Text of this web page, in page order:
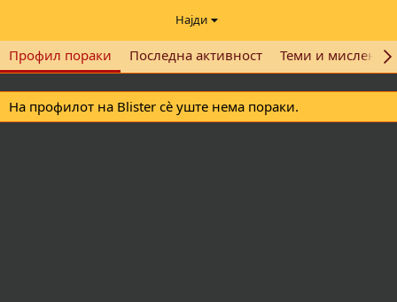
Најди
Профил пораки Последна активност Теми и мислења
На профилот на Blister сè уште нема пораки.